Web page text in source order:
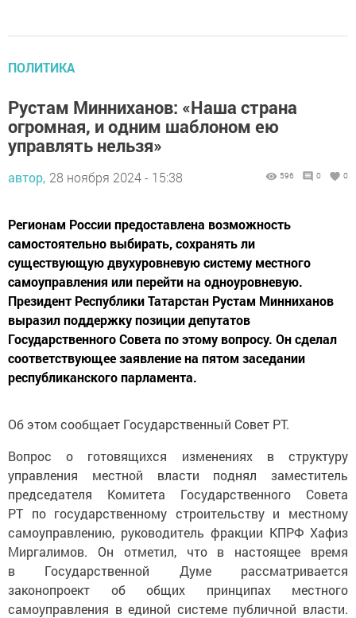
ПОЛИТИКА
Рустам Минниханов: «Наша страна
огромная, и одним шаблоном ею
управлять нельзя»
автор, 28 ноября 2024 - 15:38 596 0 0
Регионам России предоставлена возможность
самостоятельно выбирать, сохранять ли
существующую двухуровневую систему местного
самоуправления или перейти на одноуровневую.
Президент Республики Татарстан Рустам Минниханов
выразил поддержку позиции депутатов
Государственного Совета по этому вопросу. Он сделал
соответствующее заявление на пятом заседании
республиканского парламента.
Об этом сообщает Государственный Совет РТ.
Вопрос о готовящихся изменениях в структуру
управления местной власти поднял заместитель
председателя Комитета Государственного Совета
РТ по государственному строительству и местному
самоуправлению, руководитель фракции КПРФ Хафиз
Миргалимов. Он отметил, что в настоящее время
в Государственной Думе рассматривается
законопроект об общих принципах местного
самоуправления в единой системе публичной власти.